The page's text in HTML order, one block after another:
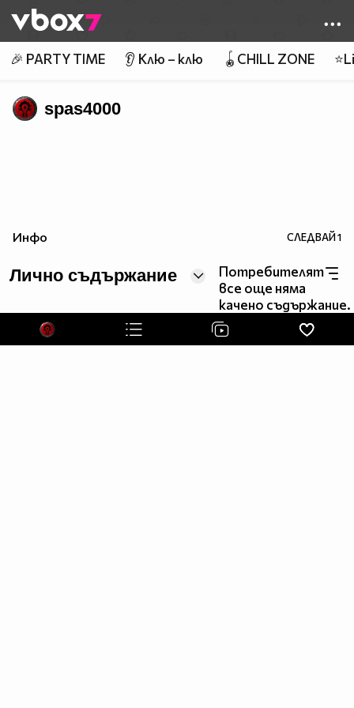
👾
🎉 PARTY TIME 👂 Клю – клю 🪀CHILL ZONE
spas4000
Инфо СЛЕДВАЙ1
Лично съдържание
Потребителят
все още няма
качено съдържание.